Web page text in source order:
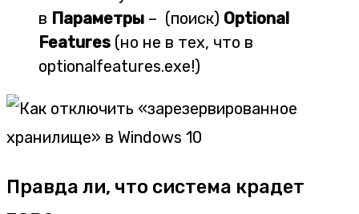
в Параметры – (поиск) Optional
Features (но не в тех, что в
optionalfeatures.exe!)
Правда ли, что система крадет